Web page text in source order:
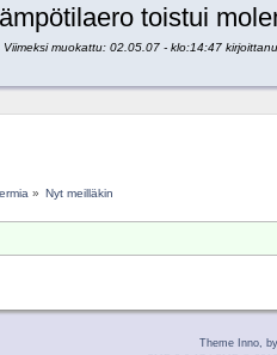
toistui
Viimeksi muokattu: 02.05.07 - klo:14:47
» Nyt meilläkin
Theme Inno,